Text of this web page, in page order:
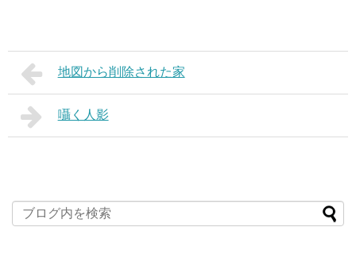
地図から削除された家
囁く人影